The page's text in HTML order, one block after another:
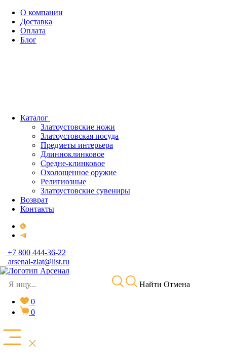
О компании
Доставка
Оплата
Блог
Каталог
Златоустовские ножи
Златоустовская посуда
Предметы интерьера
Длинноклинковое
Средне-клинковое
Охолощенное оружие
Религиозные
Златоустовские сувениры
Возврат
Контакты
+7 800 444-36-22
arsenal-zlat@list.ru
Найти Отмена
0
0